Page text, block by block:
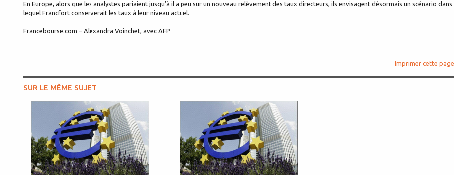
En Europe, alors que les analystes pariaient jusqu’à il a peu sur un nouveau relèvement des taux directeurs, ils envisagent désormais un scénario dans
lequel Francfort conserverait les taux à leur niveau actuel.
Francebourse.com – Alexandra Voinchet, avec AFP
Imprimer cette page
SUR LE MÊME SUJET